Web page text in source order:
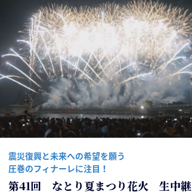
震災復興と未来への希望を願う
圧巻のフィナーレに注目！
第41回 なとり夏まつり花火 生中継